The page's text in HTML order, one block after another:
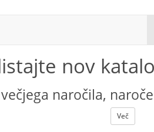
nov
naročila,
Več